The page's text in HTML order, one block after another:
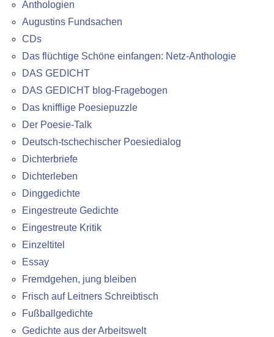
Anthologien
Augustins Fundsachen
CDs
Das flüchtige Schöne einfangen: Netz-Anthologie
DAS GEDICHT
DAS GEDICHT blog-Fragebogen
Das knifflige Poesiepuzzle
Der Poesie-Talk
Deutsch-tschechischer Poesiedialog
Dichterbriefe
Dichterleben
Dinggedichte
Eingestreute Gedichte
Eingestreute Kritik
Einzeltitel
Essay
Fremdgehen, jung bleiben
Frisch auf Leitners Schreibtisch
Fußballgedichte
Gedichte aus der Arbeitswelt